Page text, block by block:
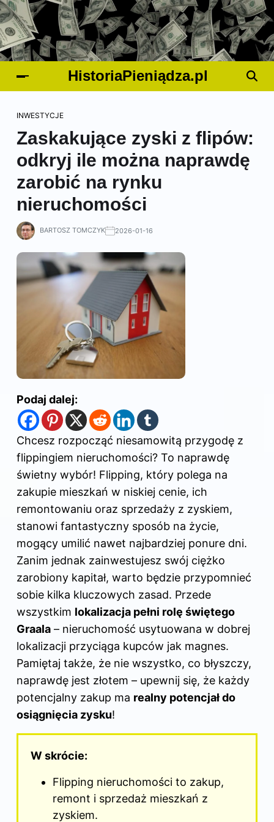
HistoriaPieniądza.pl
INWESTYCJE
Zaskakujące zyski z flipów:
odkryj ile można naprawdę
zarobić na rynku
nieruchomości
BARTOSZ TOMCZYK 2026-01-16
Podaj dalej:
Chcesz rozpocząć niesamowitą przygodę z
flippingiem nieruchomości? To naprawdę
świetny wybór! Flipping, który polega na
zakupie mieszkań w niskiej cenie, ich
remontowaniu oraz sprzedaży z zyskiem,
stanowi fantastyczny sposób na życie,
mogący umilić nawet najbardziej ponure dni.
Zanim jednak zainwestujesz swój ciężko
zarobiony kapitał, warto będzie przypomnieć
sobie kilka kluczowych zasad. Przede
wszystkim lokalizacja pełni rolę świętego
Graala – nieruchomość usytuowana w dobrej
lokalizacji przyciąga kupców jak magnes.
Pamiętaj także, że nie wszystko, co błyszczy,
naprawdę jest złotem – upewnij się, że każdy
potencjalny zakup ma realny potencjał do
osiągnięcia zysku!
W skrócie:
Flipping nieruchomości to zakup,
remont i sprzedaż mieszkań z
zyskiem.